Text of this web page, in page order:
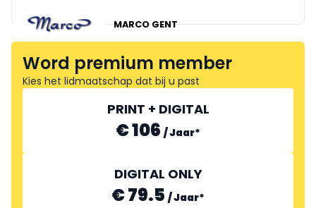
MARCO GENT
Word premium member
Kies het lidmaatschap dat bij u past
PRINT + DIGITAL
€ 106 /Jaar*
DIGITAL ONLY
€ 79.5 /Jaar*